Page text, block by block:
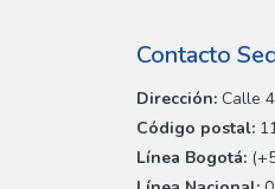
Contacto
Dirección: Calle
Código postal:
Línea Bogotá: